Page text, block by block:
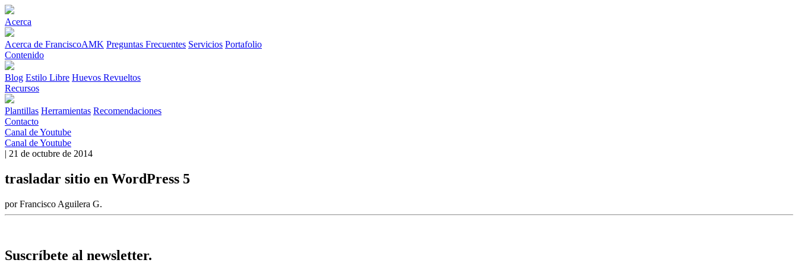
Acerca
Acerca de FranciscoAMK Preguntas Frecuentes Servicios Portafolio
Contenido
Blog Estilo Libre Huevos Revueltos
Recursos
Plantillas Herramientas Recomendaciones
Contacto
Canal de Youtube
Canal de Youtube
| 21 de octubre de 2014
trasladar sitio en WordPress 5
por Francisco Aguilera G.
Suscríbete al newsletter.